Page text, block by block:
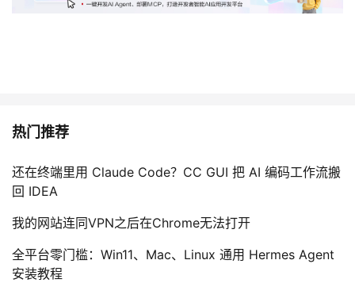
热门推荐
还在终端里用 Claude Code？CC GUI 把 AI 编码工作流搬
回 IDEA
我的网站连同VPN之后在Chrome无法打开
全平台零门槛：Win11、Mac、Linux 通用 Hermes Agent
安装教程